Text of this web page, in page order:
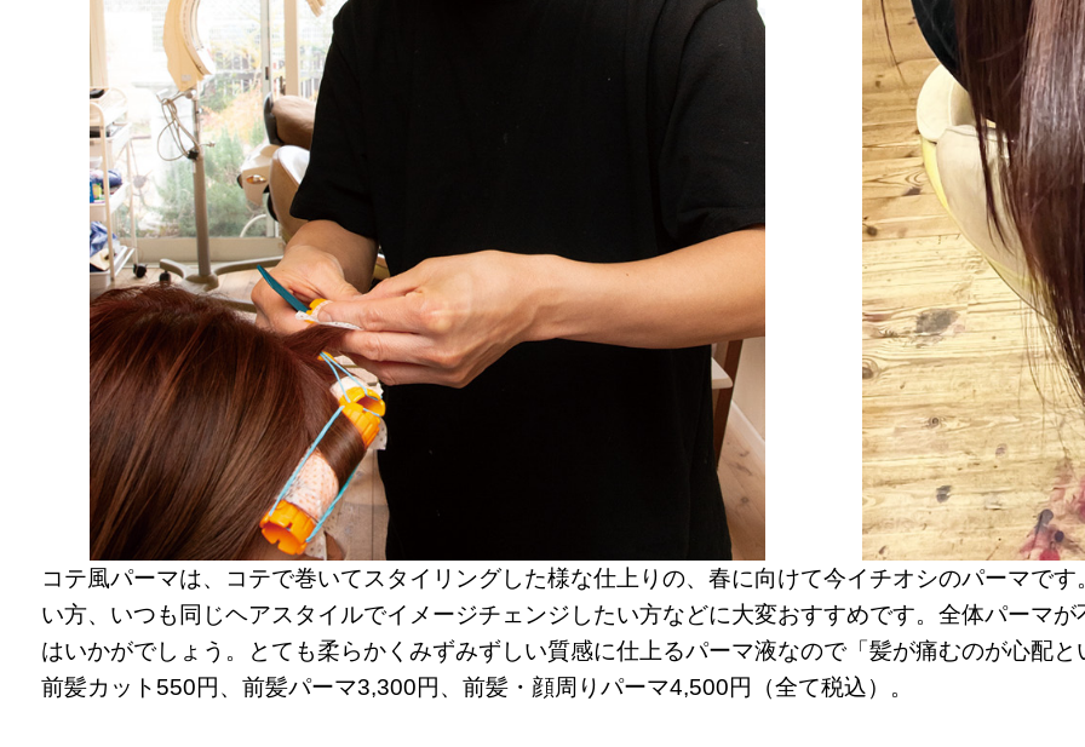
コテ風パーマは、コテで巻いてスタイリングした様な仕上りの、春に向けて今イチオシのパーマで
い方、いつも同じヘアスタイルでイメージチェンジしたい方などに大変おすすめです。全体パーマ
はいかがでしょう。とても柔らかくみずみずしい質感に仕上るパーマ液なので「髪が痛むのが心配
前髪カット550円、前髪パーマ3,300円、前髪・顔周りパーマ4,500円（全て税込）。